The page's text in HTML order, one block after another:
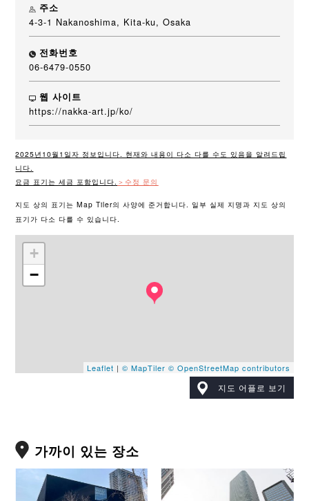
주소
4-3-1 Nakanoshima, Kita-ku, Osaka
전화번호
06-6479-0550
웹 사이트
https://nakka-art.jp/ko/
2025년10월1일자 정보입니다. 현재와 내용이 다소 다를 수도 있음을 알려드립
니다.
요금 표기는 세금 포함입니다. ＞수정 문의
지도 상의 표기는 Map Tiler의 사양에 준거합니다. 일부 실제 지명과 지도 상의
표기가 다소 다를 수 있습니다.
+
−
Leaflet | © MapTiler © OpenStreetMap contributors
지도 어플로 보기
가까이 있는 장소